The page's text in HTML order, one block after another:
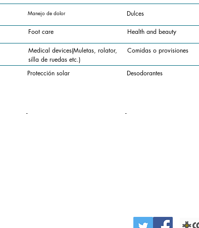
Manejo de dolor Dulces
Foot care Health and beauty
Medical devices(Muletas, rolator,
silla de ruedas etc.)
Comidas o provisiones
Protección solar Desodorantes
- -